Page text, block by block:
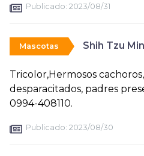
Publicado: 2023/08/31
Mascotas Shih Tzu
Tricolor,Hermosos
desparacitados, padres
0994-408110.
Publicado: 2023/08/30